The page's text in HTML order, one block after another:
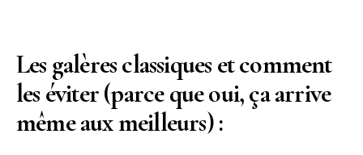
Les galères classiques et comment
les éviter (parce que oui, ça arrive
même aux meilleurs) :